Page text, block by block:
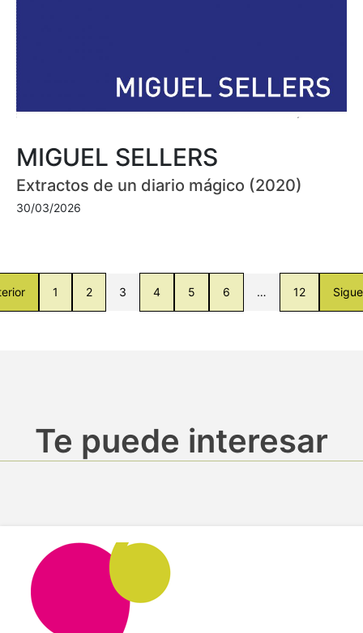
MIGUEL SELLERS
Extractos de un diario mágico (2020)
30/03/2026
1 2 3 4 5 6 … 12
Te puede interesar